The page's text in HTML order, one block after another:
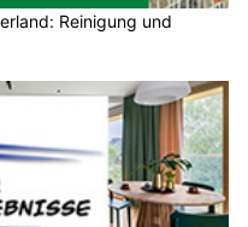
Reinigung und